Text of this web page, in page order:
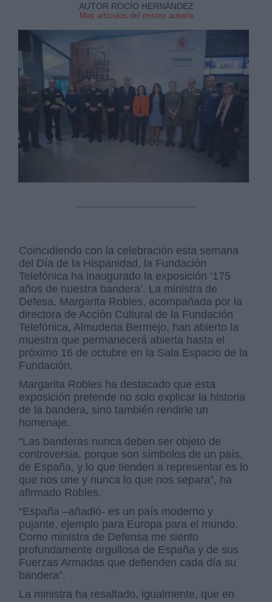
AUTOR ROCÍO HERNÁNDEZ
Mas artículos del mismo autor/a
Coincidiendo con la celebración esta semana
del Día de la Hispanidad, la Fundación
Telefónica ha inaugurado la exposición ‘175
años de nuestra bandera’. La ministra de
Defesa, Margarita Robles, acompañada por la
directora de Acción Cultural de la Fundación
Telefónica, Almudena Bermejo, han abierto la
muestra que permanecerá abierta hasta el
próximo 16 de octubre en la Sala Espacio de la
Fundación.
Margarita Robles ha destacado que esta
exposición pretende no solo explicar la historia
de la bandera, sino también rendirle un
homenaje.
“Las banderas nunca deben ser objeto de
controversia, porque son símbolos de un país,
de España, y lo que tienden a representar es lo
que nos une y nunca lo que nos separa”, ha
afirmado Robles.
“España –añadió- es un país moderno y
pujante, ejemplo para Europa para el mundo.
Como ministra de Defensa me siento
profundamente orgullosa de España y de sus
Fuerzas Armadas que defienden cada día su
bandera”.
La ministra ha resaltado, igualmente, que en